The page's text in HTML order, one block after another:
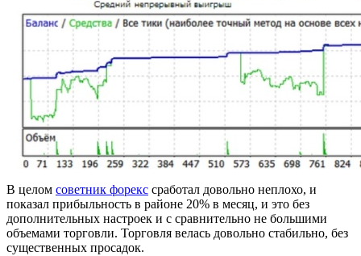
В целом советник форекс сработал довольно неплохо, и
показал прибыльность в районе 20% в месяц, и это без
дополнительных настроек и с сравнительно не большими
объемами торговли. Торговля велась довольно стабильно, без
существенных просадок.